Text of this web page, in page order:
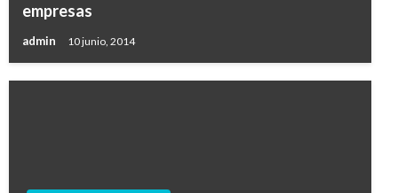
empresas
admin 10 junio, 2014